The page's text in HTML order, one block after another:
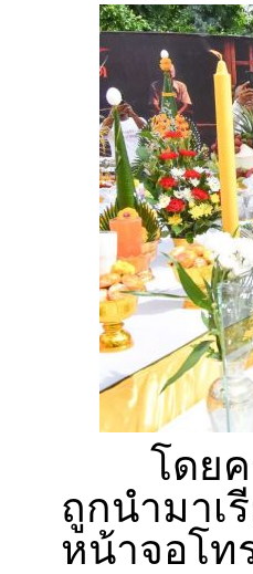
โดยค
ถูกนำมาเ
หน้าจอโท